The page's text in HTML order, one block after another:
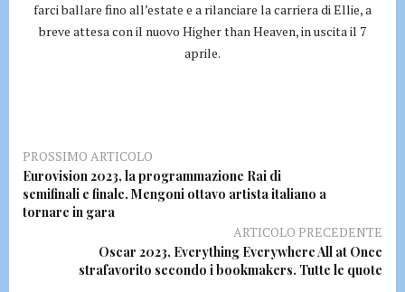
farci ballare fino all’estate e a rilanciare la carriera di Ellie, a
breve attesa con il nuovo Higher than Heaven, in uscita il 7
aprile.
PROSSIMO ARTICOLO
Eurovision 2023, la programmazione Rai di
semifinali e finale. Mengoni ottavo artista italiano a
tornare in gara
ARTICOLO PRECEDENTE
Oscar 2023, Everything Everywhere All at Once
strafavorito secondo i bookmakers. Tutte le quote